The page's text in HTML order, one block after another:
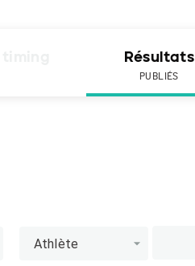
Résultats
PUBLIÉS
Athlète